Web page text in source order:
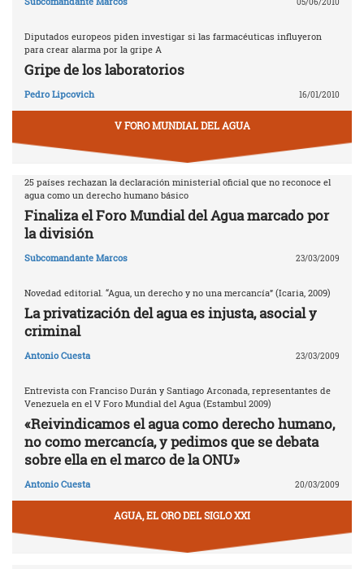
Diputados europeos piden investigar si las farmacéuticas influyeron
para crear alarma por la gripe A
Gripe de los laboratorios
Pedro Lipcovich 16/01/2010
V FORO MUNDIAL DEL AGUA
25 países rechazan la declaración ministerial oficial que no reconoce el
agua como un derecho humano básico
Finaliza el Foro Mundial del Agua marcado por
la división
Subcomandante Marcos 23/03/2009
Novedad editorial. “Agua, un derecho y no una mercancía” (Icaria, 2009)
La privatización del agua es injusta, asocial y
criminal
Antonio Cuesta 23/03/2009
Entrevista con Franciso Durán y Santiago Arconada, representantes de
Venezuela en el V Foro Mundial del Agua (Estambul 2009)
«Reivindicamos el agua como derecho humano,
no como mercancía, y pedimos que se debata
sobre ella en el marco de la ONU»
Antonio Cuesta 20/03/2009
AGUA, EL ORO DEL SIGLO XXI